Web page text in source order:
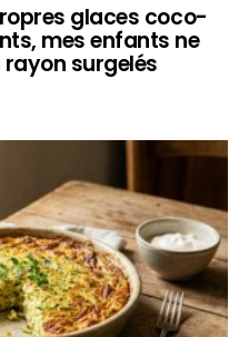
glaces coco-
mes enfants ne
surgelés